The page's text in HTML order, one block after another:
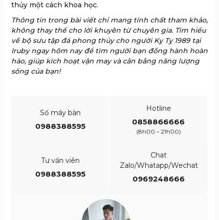
thủy một cách khoa học.
Thông tin trong bài viết chỉ mang tính chất tham khảo,
không thay thế cho lời khuyên từ chuyên gia. Tìm hiểu
về bộ sưu tập đá phong thủy cho người Kỵ Tỵ 1989 tại
Iruby ngay hôm nay để tìm người bạn đồng hành hoàn
hảo, giúp kích hoạt vận may và cân bằng năng lượng
sống của bạn!
Số máy bàn
0988388595
Hotline
0858866666
(8h00 – 21h00)
Tư vấn viên
0988388595
Chat
Zalo/Whatapp/Wechat
0969248666